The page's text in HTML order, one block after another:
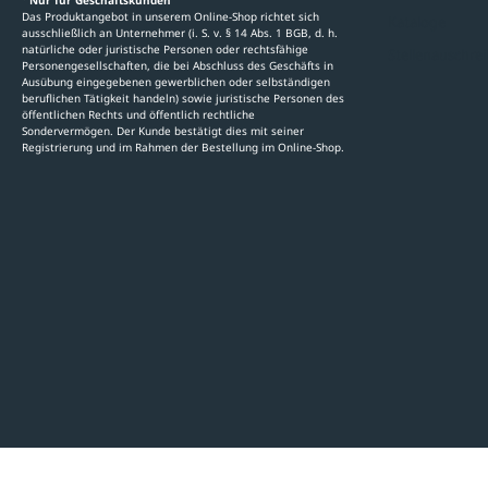
Das Produktangebot in unserem Online-Shop richtet sich
ausschließlich an Unternehmer (i. S. v. § 14 Abs. 1 BGB, d. h.
natürliche oder juristische Personen oder rechtsfähige
Personengesellschaften, die bei Abschluss des Geschäfts in
Ausübung eingegebenen gewerblichen oder selbständigen
beruflichen Tätigkeit handeln) sowie juristische Personen des
öffentlichen Rechts und öffentlich rechtliche
Sondervermögen. Der Kunde bestätigt dies mit seiner
Registrierung und im Rahmen der Bestellung im Online-Shop.